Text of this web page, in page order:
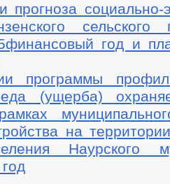
прогноза социально-
сельского
год и
программы
(ущерба)
на
Наурского